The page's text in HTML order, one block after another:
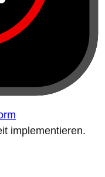
implementieren.